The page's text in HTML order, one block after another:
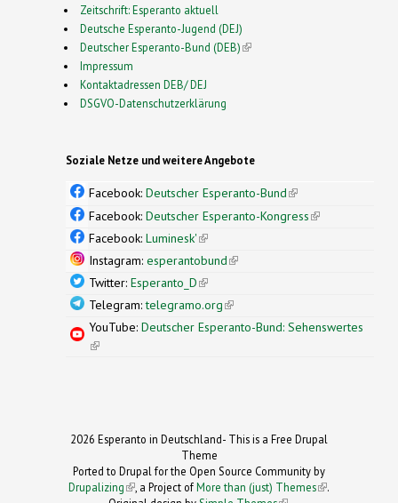
Zeitschrift: Esperanto aktuell
Deutsche Esperanto-Jugend (DEJ)
Deutscher Esperanto-Bund (DEB)(link is external)
Impressum
Kontaktadressen DEB/ DEJ
DSGVO-Datenschutzerklärung
Soziale Netze und weitere Angebote
Facebook: Deutscher Esperanto-Bund(link is
external)
Facebook: Deutscher Esperanto-Kongress(link is
Facebook: Luminesk'(link is external)
Instagram: esperantobund(link is external)
Twitter: Esperanto_D(link is external)
Telegram:telegramo.org(link is external)
YouTube: Deutscher Esperanto-Bund: Sehenswertes
(link is external)
2026 Esperanto in Deutschland- This is a Free Drupal
Theme
Ported to Drupal for the Open Source Community by
Drupalizing(link is external)
, a Project ofMore than (just) Themes (link is
.